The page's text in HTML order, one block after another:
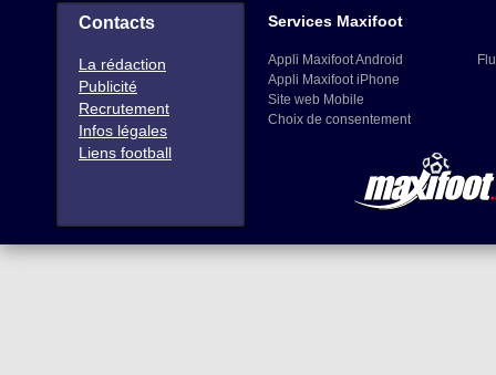
Contacts
La rédaction
Publicité
Recrutement
Infos légales
Liens football
Services Maxifoot
Appli Maxifoot Android
Appli Maxifoot iPhone
Site web Mobile
Choix de consentement